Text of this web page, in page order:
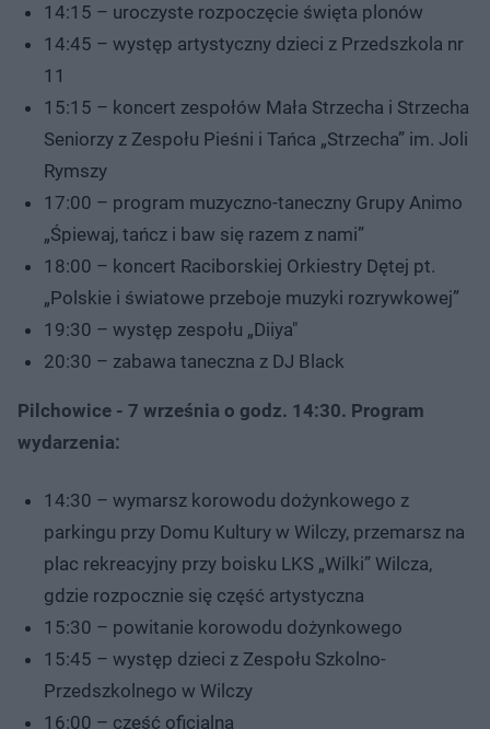
14:15 – uroczyste rozpoczęcie święta plonów
14:45 – występ artystyczny dzieci z Przedszkola nr
11
15:15 – koncert zespołów Mała Strzecha i Strzecha
Seniorzy z Zespołu Pieśni i Tańca „Strzecha” im. Joli
Rymszy
17:00 – program muzyczno-taneczny Grupy Animo
„Śpiewaj, tańcz i baw się razem z nami”
18:00 – koncert Raciborskiej Orkiestry Dętej pt.
„Polskie i światowe przeboje muzyki rozrywkowej”
19:30 – występ zespołu „Diiya"
20:30 – zabawa taneczna z DJ Black
Pilchowice - 7 września o godz. 14:30. Program
wydarzenia:
14:30 – wymarsz korowodu dożynkowego z
parkingu przy Domu Kultury w Wilczy, przemarsz na
plac rekreacyjny przy boisku LKS „Wilki” Wilcza,
gdzie rozpocznie się część artystyczna
15:30 – powitanie korowodu dożynkowego
15:45 – występ dzieci z Zespołu Szkolno-
Przedszkolnego w Wilczy
16:00 – część oficjalna